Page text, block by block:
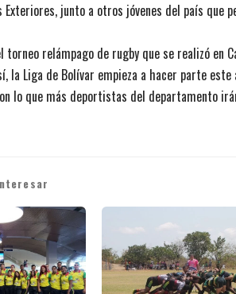
junto a otros jóvenes del país que
relámpago de rugby que se realizó en
la Liga de Bolívar empieza a hacer parte este
lo que más deportistas del departamento